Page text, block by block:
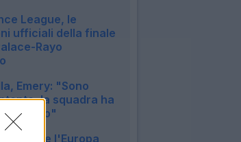
League, le
ufficiali della finale
Rayo
Emery: "Sono
la squadra ha
impegno"
vince l'Europa